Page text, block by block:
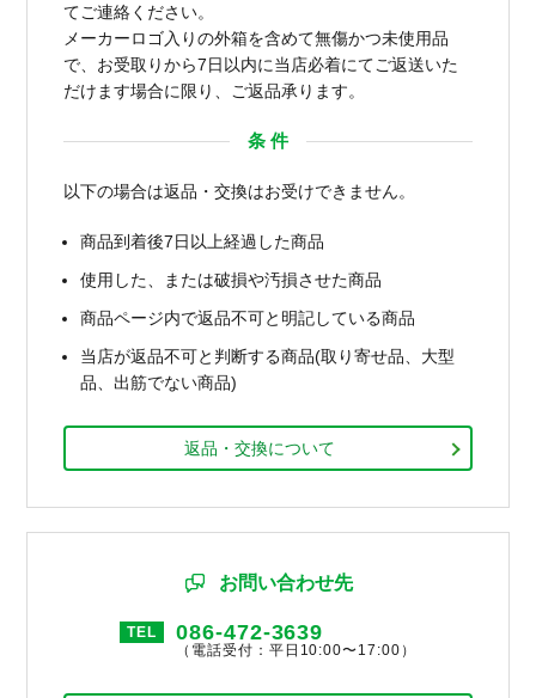
てご連絡ください。
メーカーロゴ入りの外箱を含めて無傷かつ未使用品
で、お受取りから7日以内に当店必着にてご返送いた
だけます場合に限り、ご返品承ります。
条 件
以下の場合は返品・交換はお受けできません。
商品到着後7日以上経過した商品
使用した、または破損や汚損させた商品
商品ページ内で返品不可と明記している商品
当店が返品不可と判断する商品(取り寄せ品、大型
品、出筋でない商品)
返品・交換について
お問い合わせ先
TEL 086-472-3639
（電話受付：平日10:00〜17:00）